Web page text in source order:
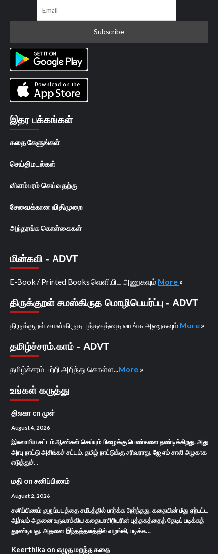
இதர பக்கங்கள்
கதை கேளுங்கள்
செய்திமடல்கள்
விளம்பரம் செய்வதற்கு
சேவைக்கான விதிமுறை
அந்தரங்க கொள்கைகள்
மின்கவி - ADVT
E-Book / Printed Books வெளியிட அணுகவும் More »
திருக்குறள் சமஸ்கிருத மொழிபெயர்ப்பு - ADVT
திருக்குறள் சமஸ்கிருத புத்தகத்தை வாங்க அணுகவும் More »
தமிழ்ச்சரம்.காம் - ADVT
தமிழ்ச்சரம் பற்றி அறிந்து கொள்ள... More »
உங்கள் கருத்து
திலகா on முள்
August 4, 2026
இசுலாமிய சட்டம் ஆண்கள் செய்யும் பிழைக்கு பெண்களை தண்டிக்கிறது. அது
அரபு நாட்டு அசிங்கச் சட்டம். தமிழ் நாட்டுக்கு சரிவராது. ஜே எம் சாலி அழகாக
எடுத்துச்…
மதி on சனிப்பிணம்
August 2, 2026
சனிப்பிணம் குறும்படத்தை சமீபத்தில் பார்க்க நேர்ந்தது. கதையின் மீது ஏற்பட்ட
ஆர்வம் அதனை உருவாக்கிய கதையாசிரியரின் புத்தகத்தைத் தேடிப் படிக்கத்
தூண்டியது. அதனை இந்தத்தளத்தில் வழங்கி, படிக்க…
Keerthika on எழுத மறந்த கதை